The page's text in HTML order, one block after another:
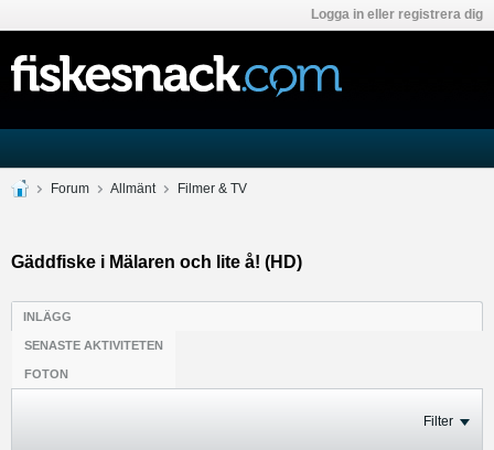
Logga in eller registrera dig
Forum Allmänt Filmer & TV
Gäddfiske i Mälaren och lite å! (HD)
INLÄGG
SENASTE AKTIVITETEN
FOTON
Filter